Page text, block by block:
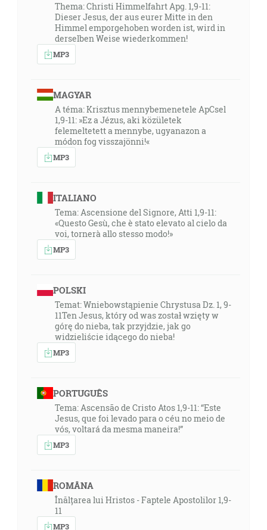
Thema: Christi Himmelfahrt Apg. 1,9-11:
Dieser Jesus, der aus eurer Mitte in den
Himmel emporgehoben worden ist, wird in
derselben Weise wiederkommen!
MP3
MAGYAR
A téma: Krisztus mennybemenetele ApCsel
1,9-11: »Ez a Jézus, aki közületek
felemeltetett a mennybe, ugyanazon a
módon fog visszajönni!«
MP3
ITALIANO
Tema: Ascensione del Signore, Atti 1,9-11:
«Questo Gesù, che è stato elevato al cielo da
voi, tornerà allo stesso modo!»
MP3
POLSKI
Temat: Wniebowstąpienie Chrystusa Dz. 1, 9-
11Ten Jesus, który od was został wzięty w
górę do nieba, tak przyjdzie, jak go
widzieliście idącego do nieba!
MP3
PORTUGUÊS
Tema: Ascensão de Cristo Atos 1,9-11: “Este
Jesus, que foi levado para o céu no meio de
vós, voltará da mesma maneira!”
MP3
ROMÂNA
Înălțarea lui Hristos - Faptele Apostolilor 1,9-
11
MP3